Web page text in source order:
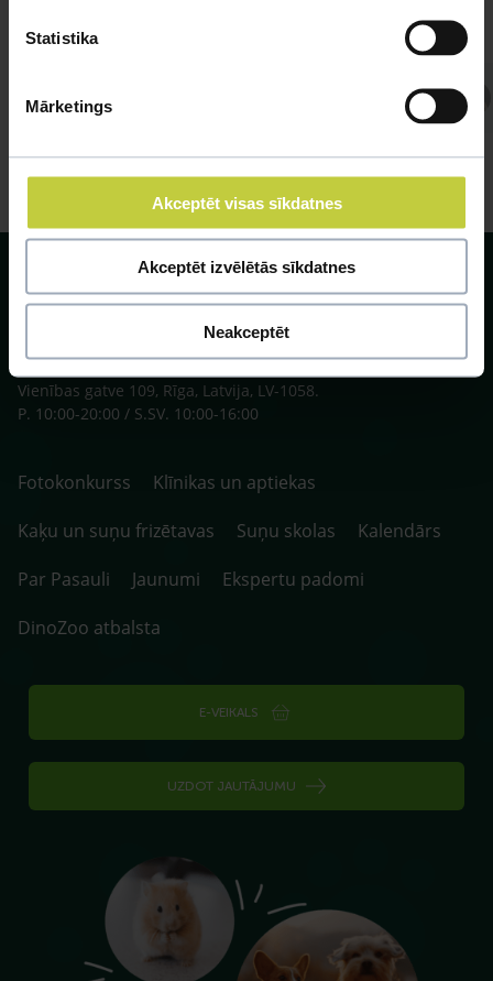
Statistika
Mārketings
Akceptēt visas sīkdatnes
Akceptēt izvēlētās sīkdatnes
Neakceptēt
Veterinārārsts
SIA ZOO Centrs, LV40003622166,
Vienības gatve 109, Rīga, Latvija, LV-1058.
P. 10:00-20:00 / S.SV. 10:00-16:00
Fotokonkurss
Klīnikas un aptiekas
Kaķu un suņu frizētavas
Suņu skolas
Kalendārs
Par Pasauli
Jaunumi
Ekspertu padomi
DinoZoo atbalsta
E-VEIKALS
UZDOT JAUTĀJUMU